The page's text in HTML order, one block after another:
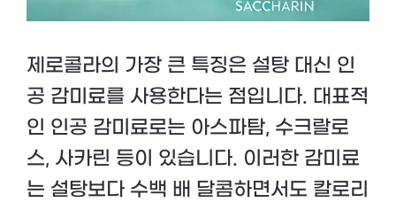
제로콜라의 가장 큰 특징은 설탕 대신 인
공 감미료를 사용한다는 점입니다. 대표적
인 인공 감미료로는 아스파탐, 수크랄로
스, 사카린 등이 있습니다. 이러한 감미료
는 설탕보다 수백 배 달콤하면서도 칼로리